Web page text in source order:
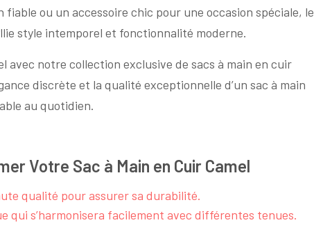
ou un accessoire chic pour une occasion spéciale, le
style intemporel et fonctionnalité moderne.
avec notre collection exclusive de sacs à main en cuir
discrète et la qualité exceptionnelle d’un sac à main
au quotidien.
Votre Sac à Main en Cuir Camel
qualité pour assurer sa durabilité.
qui s’harmonisera facilement avec différentes tenues.